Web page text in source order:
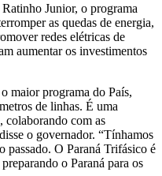
Junior, o programa
as quedas de energia,
redes elétricas de
aumentar os investimentos
maior programa do País,
de linhas. É uma
colaborando com as
o governador. “Tínhamos
O Paraná Trifásico é
o Paraná para os